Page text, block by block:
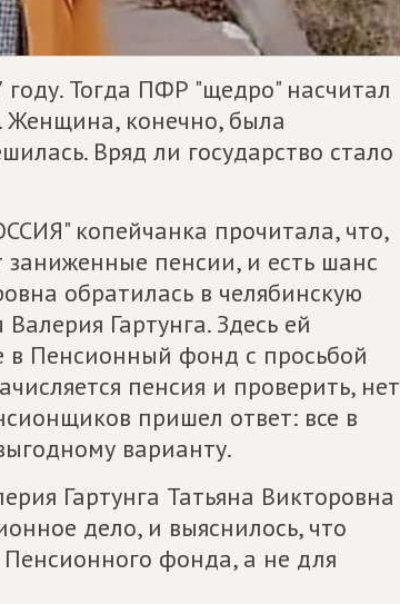
Тогда ПФР "щедро" насчитал
Женщина, конечно, была
Вряд ли государство стало
копейчанка прочитала, что,
пенсии, и есть шанс
обратилась в челябинскую
Гартунга. Здесь ей
в Пенсионный фонд с просьбой
пенсия и проверить, нет
пришел ответ: все в
варианту.
Гартунга Татьяна Викторовна
дело, и выяснилось, что
фонда, а не для